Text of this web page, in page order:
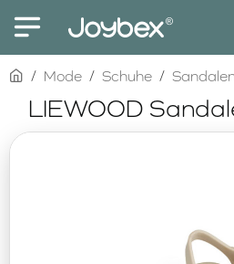
LIEWOOD
homeMode Schuhe